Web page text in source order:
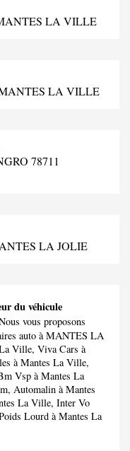
LA VILLE
LA VILLE
78711
LA JOLIE
du véhicule
vous proposons
auto à MANTES LA
Ville, Viva Cars à
à Mantes La Ville,
Vsp à Mantes La
Automalin à Mantes
La Ville, Inter Vo
Lourd à Mantes La